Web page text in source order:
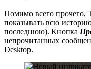
Помимо всего прочего,
показывать всю
последнюю). Кнопка
непрочитанных
Desktop.